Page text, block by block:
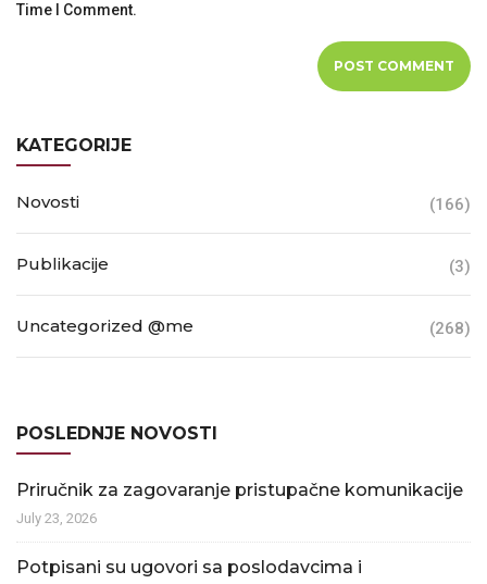
Time I Comment.
KATEGORIJE
Novosti (166)
Publikacije (3)
Uncategorized @me (268)
POSLEDNJE NOVOSTI
Priručnik za zagovaranje pristupačne komunikacije
July 23, 2026
Potpisani su ugovori sa poslodavcima i